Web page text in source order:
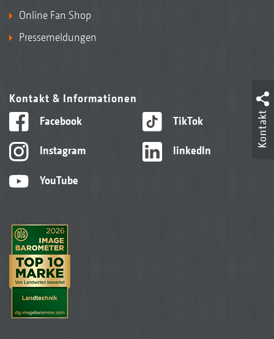
Online Fan Shop
Pressemeldungen
Kontakt & Informationen
Facebook
Instagram
YouTube
TikTok
linkedIn
Kontakt